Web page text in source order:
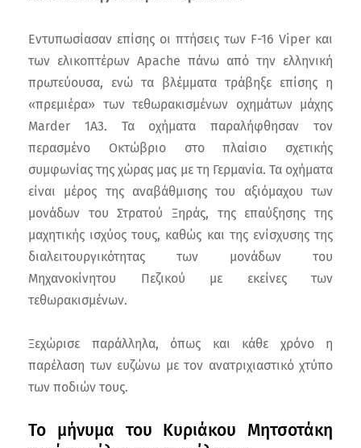
Εντυπωσίασαν επίσης οι πτήσεις των F-16 Viper και
των ελικοπτέρων Apache πάνω από την ελληνική
πρωτεύουσα, ενώ τα βλέμματα τράβηξε επίσης η
«πρεμιέρα» των τεθωρακισμένων οχημάτων μάχης
Marder 1A3. Τα οχήματα παραλήφθησαν τον
περασμένο Οκτώβριο στο πλαίσιο σχετικής
συμφωνίας της χώρας μας με τη Γερμανία. Τα οχήματα
είναι μέρος της αναβάθμισης του αξιόμαχου των
μονάδων του Στρατού Ξηράς, της επαύξησης της
μαχητικής ισχύος τους, καθώς και της ενίσχυσης της
διαλειτουργικότητας των μονάδων του
Μηχανοκίνητου Πεζικού με εκείνες των
τεθωρακισμένων.
Ξεχώρισε παράλληλα, όπως και κάθε χρόνο η
παρέλαση των ευζώνω με τον ανατριχιαστικό χτύπο
των ποδιών τους.
Το μήνυμα του Κυριάκου Μητσοτάκη